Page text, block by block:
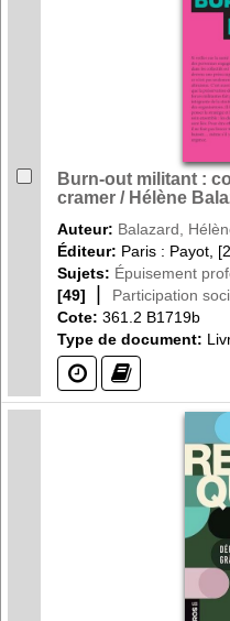
Burn-out militant :
cramer / Hélène
Auteur: Balazard,
Éditeur: Paris : Payot,
Sujets: Épuisement
[49]
| Participation
Cote: 361.2 B1719b
Type de document:
(?) (?)